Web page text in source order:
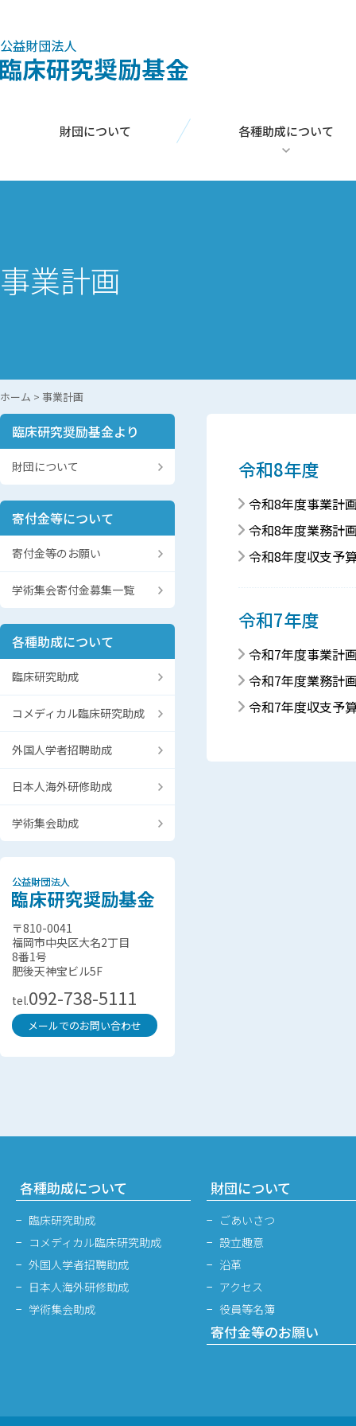
財団について 各種助成について
事業計画
ホーム > 事業計画
臨床研究奨励基金より
財団について
寄付金等について
寄付金等のお願い
学術集会寄付金募集一覧
各種助成について
臨床研究助成
コメディカル臨床研究助成
外国人学者招聘助成
日本人海外研修助成
学術集会助成
〒810-0041
福岡市中央区大名2丁目
8番1号
肥後天神宝ビル5F
tel.092-738-5111
メールでのお問い合わせ
令和8年度
令和8年度事業計
令和8年度業務計
令和8年度収支予
令和7年度
令和7年度事業計
令和7年度業務計
令和7年度収支予
各種助成について
臨床研究助成
コメディカル臨床研究助成
外国人学者招聘助成
日本人海外研修助成
学術集会助成
財団について
ごあいさつ
設立趣意
沿革
アクセス
役員等名簿
寄付金等のお願い